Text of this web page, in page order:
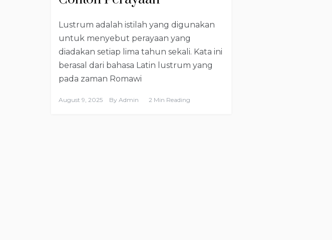
Lustrum adalah istilah yang digunakan
untuk menyebut perayaan yang
diadakan setiap lima tahun sekali. Kata ini
berasal dari bahasa Latin lustrum yang
pada zaman Romawi
August 9, 2025 By Admin 2 Min Reading